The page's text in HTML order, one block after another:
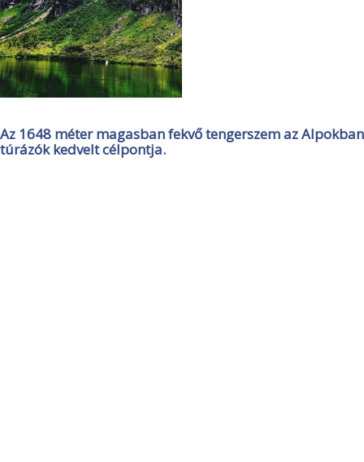
Az 1648 méter magasban fekvő tengerszem az Alpokban
túrázók kedvelt célpontja.